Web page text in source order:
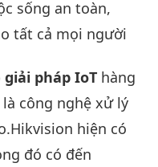
sống an toàn,
tất cả mọi người
giải pháp IoT hàng
công nghệ xử lý
hiện có
đó có đến